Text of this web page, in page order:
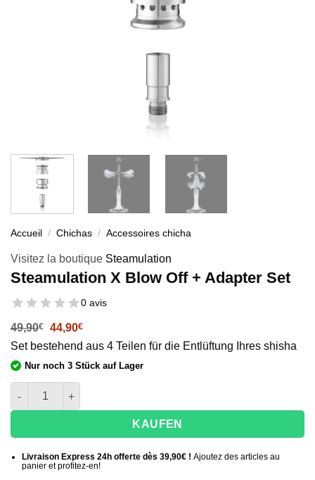
Accueil / Chichas / Accessoires chicha
Visitez la boutique Steamulation
Steamulation X Blow Off + Adapter Set
0 avis
49,90€
Le
initial
était :
49,90€.
44,90€Le
actuel
est :
44,90€.
Set bestehend aus 4 Teilen für die Entlüftung Ihres shisha
Nur noch 3 Stück auf Lager
Steamulation X Blow Off Menge + Adapter Set
KAUFEN
Livraison Express 24h offerte dès 39,90€ ! Ajoutez des articles au
panier et profitez-en!